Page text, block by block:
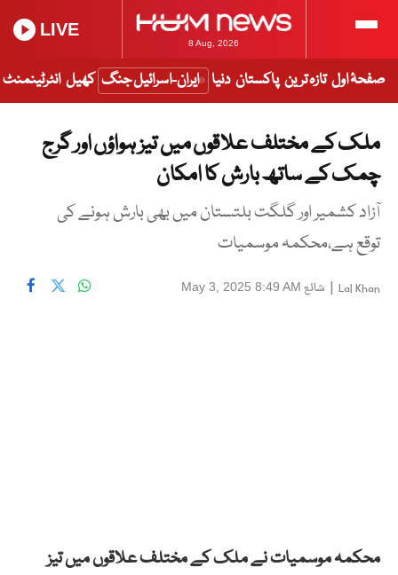
8 Aug, 2026
LIVE
صفحۂ اول تازہ ترین پاکستان دنیا ایران-اسرائیل جنگ کھیل انٹرٹینمنٹ
ملک کے مختلف علاقوں میں تیز ہواؤں اور گرج
چمک کے ساتھ بارش کا امکان
آزاد کشمیر اور گلگت بلتستان میں بھی بارش ہونے کی
توقع ہے،محکمہ موسمیات
Lal Khan
| شائع May 3, 2025 8:49 AM
محکمہ موسمیات نے ملک کے مختلف علاقوں میں تیز